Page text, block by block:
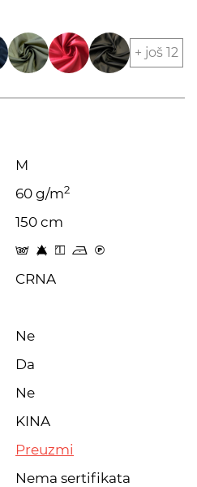
+ još 12
M
60 g/m2
150 cm
s 8 y o C
CRNA
Ne
Da
Ne
KINA
Preuzmi
Nema sertifikata